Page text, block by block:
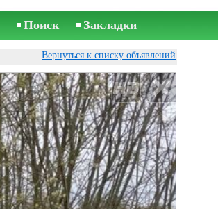
Поиск Закладки
Вернуться к списку объявлений